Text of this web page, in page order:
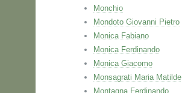
Monchio
Mondoto Giovanni Pietro
Monica Fabiano
Monica Ferdinando
Monica Giacomo
Monsagrati Maria Matilde
Montagna Ferdinando